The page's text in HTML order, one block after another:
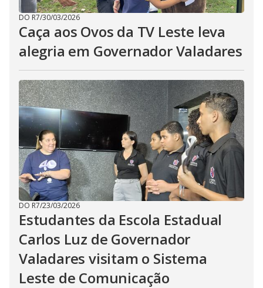
DO R7/30/03/2026
Caça aos Ovos da TV Leste leva
alegria em Governador Valadares
DO R7/23/03/2026
Estudantes da Escola Estadual
Carlos Luz de Governador
Valadares visitam o Sistema
Leste de Comunicação